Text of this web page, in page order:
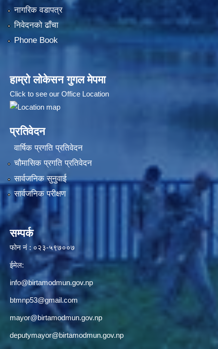
नागरिक वडापत्र
निवेदनको ढाँचा
Phone Book
हाम्रो लोकेसन गुगल मेपमा
Click to see our Office Location
प्रतिवेदन
वार्षिक प्रगति प्रतिवेदन
चौमासिक प्रगति प्रतिवेदन
सार्वजनिक सुनुवाई
सार्वजनिक परीक्षण
सम्पर्क
फोन नं : ०२३-५९७००७
ईमेल:
info@birtamodmun.gov.np
btmnp53@gmail.com
mayor@birtamodmun.gov.np
deputymayor@birtamodmun.gov.np